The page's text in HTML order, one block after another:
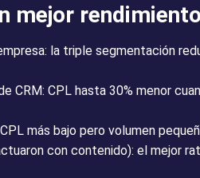
mejor
la triple segmentación
CRM: CPL hasta 30% menor
más bajo pero volumen
con contenido): el mejor